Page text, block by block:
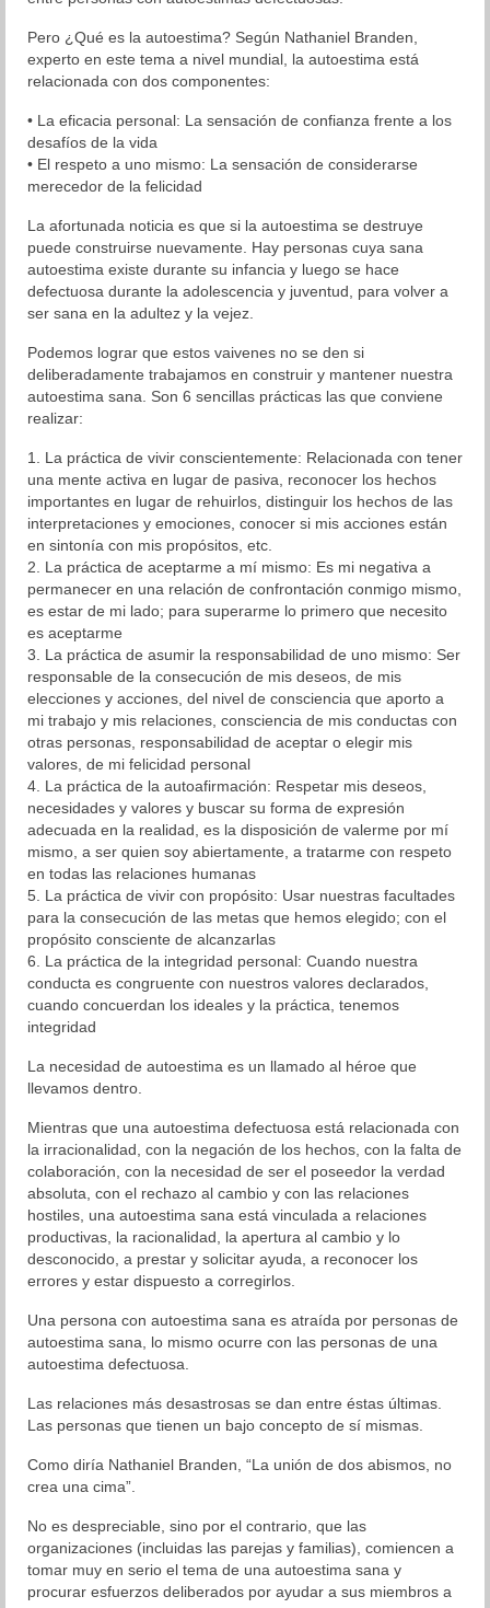
Pero ¿Qué es la autoestima? Según Nathaniel Branden,
experto en este tema a nivel mundial, la autoestima está
relacionada con dos componentes:
• La eficacia personal: La sensación de confianza frente a los
desafíos de la vida
• El respeto a uno mismo: La sensación de considerarse
merecedor de la felicidad
La afortunada noticia es que si la autoestima se destruye
puede construirse nuevamente. Hay personas cuya sana
autoestima existe durante su infancia y luego se hace
defectuosa durante la adolescencia y juventud, para volver a
ser sana en la adultez y la vejez.
Podemos lograr que estos vaivenes no se den si
deliberadamente trabajamos en construir y mantener nuestra
autoestima sana. Son 6 sencillas prácticas las que conviene
realizar:
1. La práctica de vivir conscientemente: Relacionada con tener
una mente activa en lugar de pasiva, reconocer los hechos
importantes en lugar de rehuirlos, distinguir los hechos de las
interpretaciones y emociones, conocer si mis acciones están
en sintonía con mis propósitos, etc.
2. La práctica de aceptarme a mí mismo: Es mi negativa a
permanecer en una relación de confrontación conmigo mismo,
es estar de mi lado; para superarme lo primero que necesito
es aceptarme
3. La práctica de asumir la responsabilidad de uno mismo: Ser
responsable de la consecución de mis deseos, de mis
elecciones y acciones, del nivel de consciencia que aporto a
mi trabajo y mis relaciones, consciencia de mis conductas con
otras personas, responsabilidad de aceptar o elegir mis
valores, de mi felicidad personal
4. La práctica de la autoafirmación: Respetar mis deseos,
necesidades y valores y buscar su forma de expresión
adecuada en la realidad, es la disposición de valerme por mí
mismo, a ser quien soy abiertamente, a tratarme con respeto
en todas las relaciones humanas
5. La práctica de vivir con propósito: Usar nuestras facultades
para la consecución de las metas que hemos elegido; con el
propósito consciente de alcanzarlas
6. La práctica de la integridad personal: Cuando nuestra
conducta es congruente con nuestros valores declarados,
cuando concuerdan los ideales y la práctica, tenemos
integridad
La necesidad de autoestima es un llamado al héroe que
llevamos dentro.
Mientras que una autoestima defectuosa está relacionada con
la irracionalidad, con la negación de los hechos, con la falta de
colaboración, con la necesidad de ser el poseedor la verdad
absoluta, con el rechazo al cambio y con las relaciones
hostiles, una autoestima sana está vinculada a relaciones
productivas, la racionalidad, la apertura al cambio y lo
desconocido, a prestar y solicitar ayuda, a reconocer los
errores y estar dispuesto a corregirlos.
Una persona con autoestima sana es atraída por personas de
autoestima sana, lo mismo ocurre con las personas de una
autoestima defectuosa.
Las relaciones más desastrosas se dan entre éstas últimas.
Las personas que tienen un bajo concepto de sí mismas.
Como diría Nathaniel Branden, “La unión de dos abismos, no
crea una cima”.
No es despreciable, sino por el contrario, que las
organizaciones (incluidas las parejas y familias), comiencen a
tomar muy en serio el tema de una autoestima sana y
procurar esfuerzos deliberados por ayudar a sus miembros a